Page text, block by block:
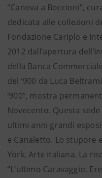
“Canova a Boccioni”,
dedicata alle collezioni
Fondazione Cariplo e
2012 dall’apertura
della Banca
del ‘900 da Luca
‘900”, mostra
Novecento. Questa
ultimi anni grandi
e Canaletto. Lo stupore
York. Arte italiana. La
“L’ultimo Caravaggio.